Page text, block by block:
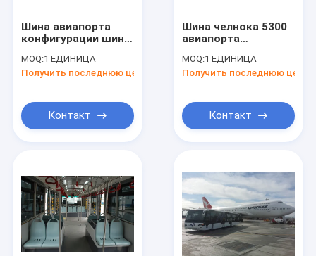
Шина авиапорта
конфигурации шины
роскошная
customerized
MOQ:1 ЕДИНИЦА
Получить последнюю цену
Контакт
Шина челнока 5300
авиапорта
хода большой
емкости 4
MOQ:1 ЕДИНИЦА
Получить последнюю цену
Контакт